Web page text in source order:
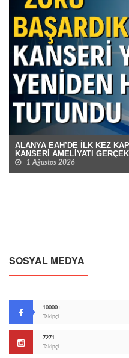
ALANYA EAH’DE İLK KEZ
KANSERİ AMELİYATI
1 Ağustos 2026
SOSYAL MEDYA
10000+
Takipçi
7271
Takipçi